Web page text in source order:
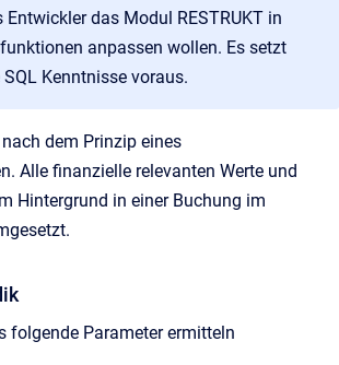
Entwickler das Modul RESTRUKT in
anpassen wollen. Es setzt
Kenntnisse voraus.
dem Prinzip eines
Alle finanzielle relevanten Werte und
Hintergrund in einer Buchung im
folgende Parameter ermitteln